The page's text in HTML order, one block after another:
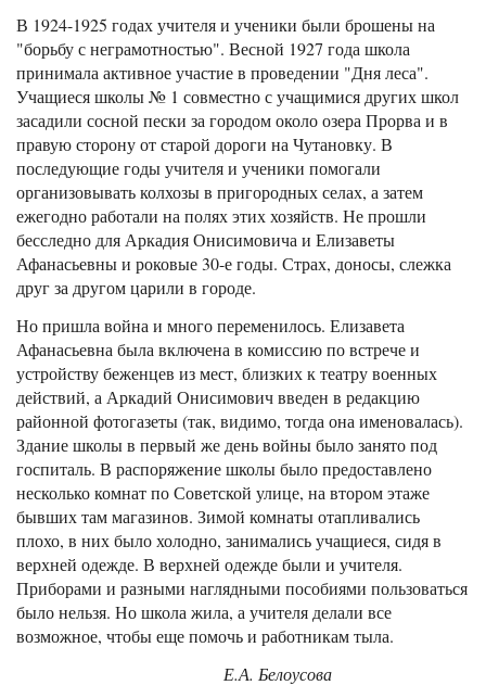
В 1924-1925 годах учителя и ученики были брошены на
"борьбу с неграмотностью". Весной 1927 года школа
принимала активное участие в проведении "Дня леса".
Учащиеся школы № 1 совместно с учащимися других школ
засадили сосной пески за городом около озера Прорва и в
правую сторону от старой дороги на Чутановку. В
последующие годы учителя и ученики помогали
организовывать колхозы в пригородных селах, а затем
ежегодно работали на полях этих хозяйств. Не прошли
бесследно для Аркадия Онисимовича и Елизаветы
Афанасьевны и роковые 30-е годы. Страх, доносы, слежка
друг за другом царили в городе.
Но пришла война и много переменилось. Елизавета
Афанасьевна была включена в комиссию по встрече и
устройству беженцев из мест, близких к театру военных
действий, а Аркадий Онисимович введен в редакцию
районной фотогазеты (так, видимо, тогда она именовалась).
Здание школы в первый же день войны было занято под
госпиталь. В распоряжение школы было предоставлено
несколько комнат по Советской улице, на втором этаже
бывших там магазинов. Зимой комнаты отапливались
плохо, в них было холодно, занимались учащиеся, сидя в
верхней одежде. В верхней одежде были и учителя.
Приборами и разными наглядными пособиями пользоваться
было нельзя. Но школа жила, а учителя делали все
возможное, чтобы еще помочь и работникам тыла.
Е.А. Белоусова